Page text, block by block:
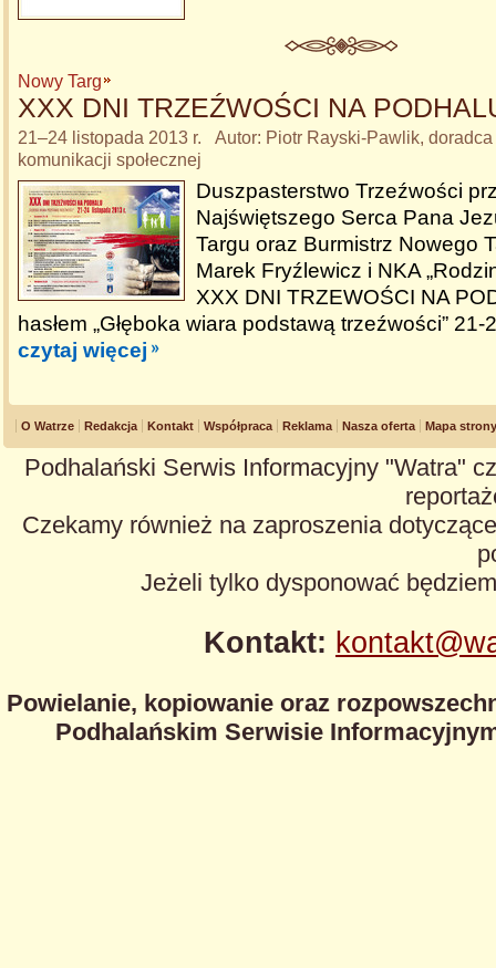
Nowy Targ
XXX DNI TRZEŹWOŚCI NA
21–24 listopada 2013 r. Autor: Piotr Rayski-Pawlik, doradca
komunikacji społecznej
Duszpasterstwo Trzeźwości
Najświętszego Serca Pana
Targu oraz Burmistrz Nowego
Marek Fryźlewicz i NKA
XXX DNI TRZEWOŚCI NA
hasłem „Głęboka wiara podstawą trzeźwości” 21-
czytaj więcej
O Watrze Redakcja Kontakt Współpraca Reklama Nasza oferta Mapa strony
Podhalański Serwis Informacyjny "Watra"
Czekamy również na zaproszenia
Jeżeli tylko dysponować
Kontakt:
Powielanie, kopiowanie oraz
Podhalańskim Serwisie